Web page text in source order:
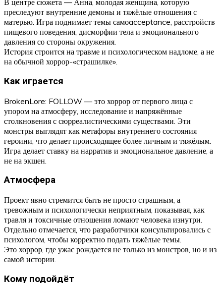
В центре сюжета — Анна, молодая женщина, которую
преследуют внутренние демоны и тяжёлые отношения с
матерью. Игра поднимает темы самоacceptance, расстройств
пищевого поведения, дисморфии тела и эмоционального
давления со стороны окружения.
История строится на травме и психологическом надломе, а не
на обычной хоррор-«страшилке».
Как играется
BrokenLore: FOLLOW — это хоррор от первого лица с
упором на атмосферу, исследование и напряжённые
столкновения с сюрреалистическими существами. Эти
монстры выглядят как метафоры внутреннего состояния
героини, что делает происходящее более личным и тяжёлым.
Игра делает ставку на нарратив и эмоциональное давление, а
не на экшен.
Атмосфера
Проект явно стремится быть не просто страшным, а
тревожным и психологически неприятным, показывая, как
травля и токсичные отношения ломают человека изнутри.
Отдельно отмечается, что разработчики консультировались с
психологом, чтобы корректно подать тяжёлые темы.
Это хоррор, где ужас рождается не только из монстров, но и из
самой истории.
Кому подойдёт